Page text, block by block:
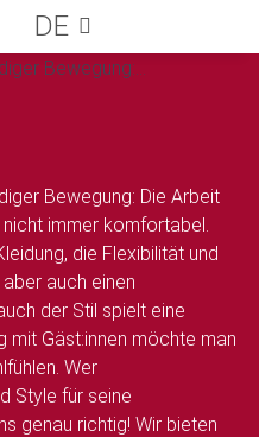
DE
Bewegung: Die Arbeit
immer komfortabel.
die Flexibilität und
auch einen
der Stil spielt eine
mit Gäst:innen möchte man
Wer
Style für seine
genau richtig! Wir bieten